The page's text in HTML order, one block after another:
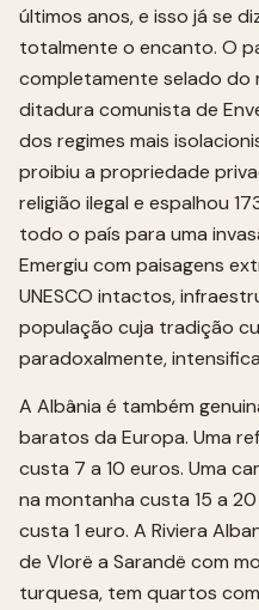
últimos anos, e isso já se
totalmente o encanto. O
completamente selado do
ditadura comunista de
dos regimes mais
proibiu a propriedade
religião ilegal e espalhou
todo o país para uma
Emergiu com paisagens
UNESCO intactos,
população cuja tradição
paradoxalmente,
A Albânia é também
baratos da Europa. Uma
custa 7 a 10 euros. Uma
na montanha custa 15 a 20
custa 1 euro. A Riviera
de Vlorë a Sarandë com
turquesa, tem quartos